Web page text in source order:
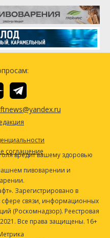
85.04 г
Brewer)
28.34 г
#2035) 1 шт
полностью
соглашение
вредит вашему здоровью
пивоварении и
Зарегистрировано в
связи, информационных
(Роскомнадзор). Реестровая
Все права защищены. 16+